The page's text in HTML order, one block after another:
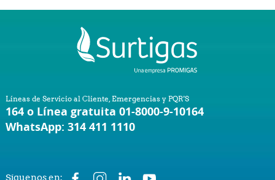
Líneas de Servicio al Cliente, Emergencias y PQR'S
164 o Línea gratuita 01-8000-9-10164
WhatsApp: 314 411 1110
Síguenos en: